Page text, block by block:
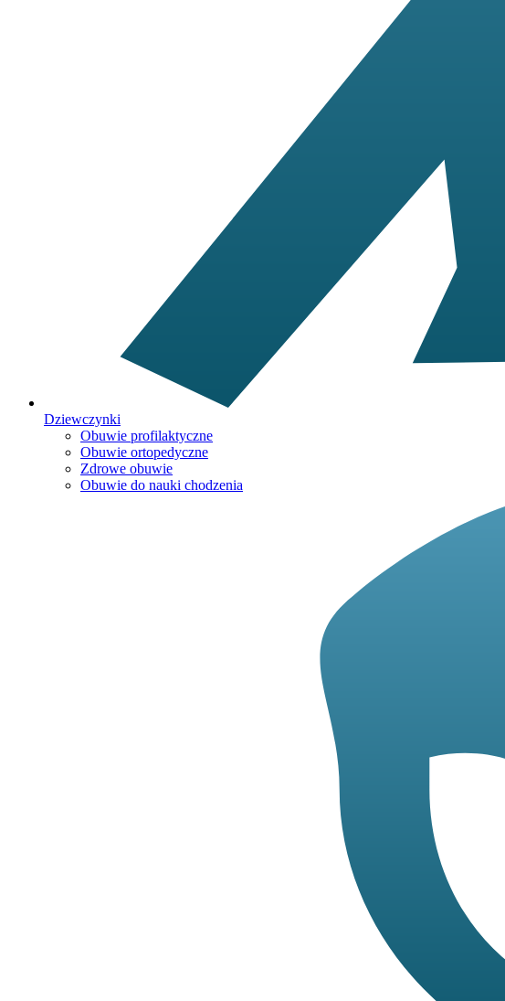
Dziewczynki
Obuwie profilaktyczne
Obuwie ortopedyczne
Zdrowe obuwie
Obuwie do nauki chodzenia